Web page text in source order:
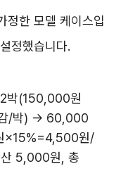
한 모델 케이스입
정했습니다.
박(150,000원
/박) → 60,000
×15%=4,500원/
5,000원, 총